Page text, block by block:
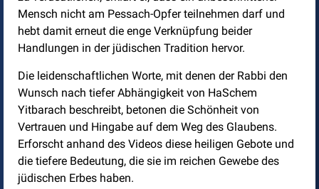
Mensch nicht am Pessach-Opfer teilnehmen darf und
hebt damit erneut die enge Verknüpfung beider
Handlungen in der jüdischen Tradition hervor.
Die leidenschaftlichen Worte, mit denen der Rabbi den
Wunsch nach tiefer Abhängigkeit von HaSchem
Yitbarach beschreibt, betonen die Schönheit von
Vertrauen und Hingabe auf dem Weg des Glaubens.
Erforscht anhand des Videos diese heiligen Gebote und
die tiefere Bedeutung, die sie im reichen Gewebe des
jüdischen Erbes haben.